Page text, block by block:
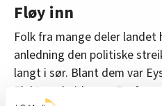
Fløy inn
Folk fra mange deler
anledning den politiske
langt i sør. Blant dem var
Elektroarbeidernes